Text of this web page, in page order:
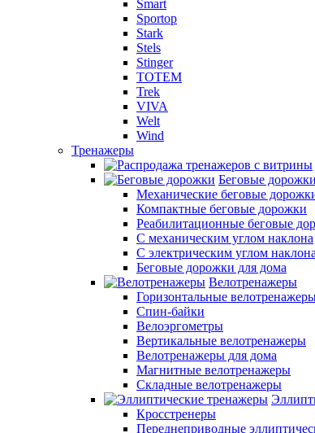
Smart
Sportop
Stark
Stels
Stinger
TOTEM
Trek
VIVA
Welt
Wind
Тренажеры
Беговые дорожки
Механические беговые
Компактные беговые дорожки
Реабилитационные беговые
С механическим углом наклона
С электрическим углом наклона
Беговые дорожки для дома
Велотренажеры
Горизонтальные
Спин-байки
Велоэргометры
Вертикальные велотренажеры
Велотренажеры для дома
Магнитные велотренажеры
Складные велотренажеры
Кросстренеры
Переднеприводные